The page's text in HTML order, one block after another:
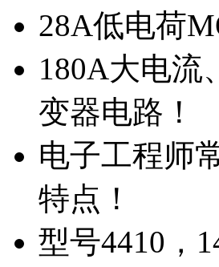
28A低电荷
180A大电流
变器电路！
电子工程师
特点！
型号4410，